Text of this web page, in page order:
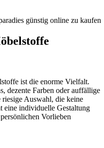
günstig online zu kaufen
ist die enorme Vielfalt.
dezente Farben oder auffällige
Auswahl, die keine
eine individuelle Gestaltung
Vorlieben